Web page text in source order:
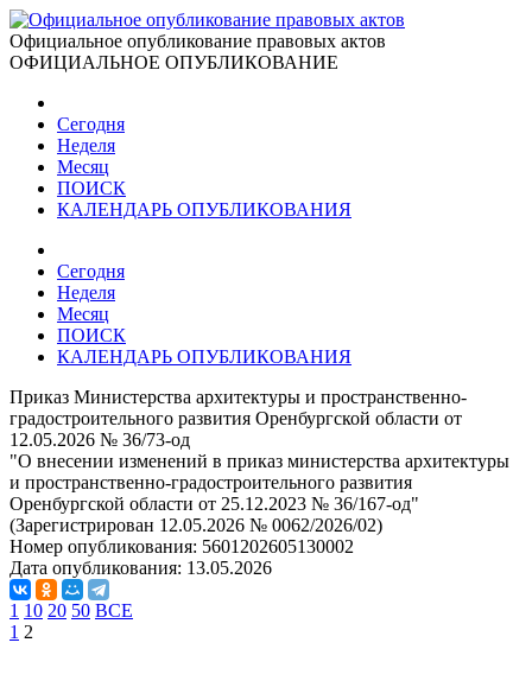
Официальное опубликование правовых актов
ОФИЦИАЛЬНОЕ ОПУБЛИКОВАНИЕ
Сегодня
Неделя
Месяц
ПОИСК
КАЛЕНДАРЬ ОПУБЛИКОВАНИЯ
Сегодня
Неделя
Месяц
ПОИСК
КАЛЕНДАРЬ ОПУБЛИКОВАНИЯ
Приказ Министерства архитектуры и пространственно-
градостроительного развития Оренбургской области от
12.05.2026 № 36/73-од
"О внесении изменений в приказ министерства архитектуры
и пространственно-градостроительного развития
Оренбургской области от 25.12.2023 № 36/167-од"
(Зарегистрирован 12.05.2026 № 0062/2026/02)
Номер опубликования: 5601202605130002
Дата опубликования: 13.05.2026
1 10 20 50 ВСЕ
1 2